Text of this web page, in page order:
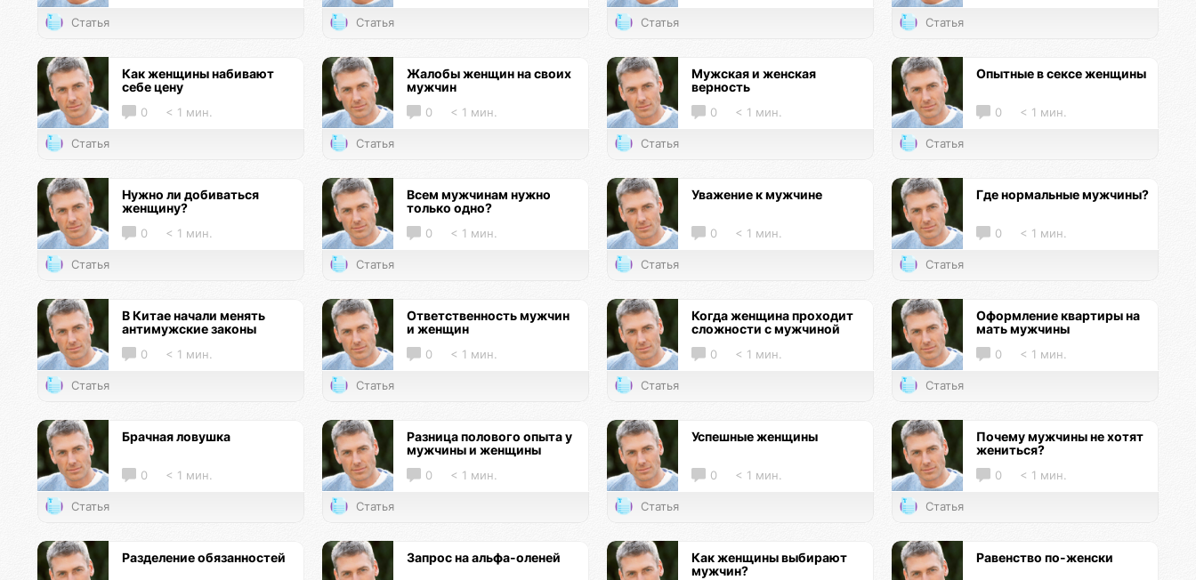
Статья Статья Статья Статья
Как женщины набивают
себе цену
0 < 1 мин.
Статья
Жалобы женщин на своих
мужчин
0 < 1 мин.
Статья
Мужская и женская
верность
0 < 1 мин.
Статья
Опытные в сексе женщины
0 < 1 мин.
Статья
Нужно ли добиваться
женщину?
0 < 1 мин.
Статья
Всем мужчинам нужно
только одно?
0 < 1 мин.
Статья
Уважение к мужчине
0 < 1 мин.
Статья
Где нормальные мужчины?
0 < 1 мин.
Статья
В Китае начали менять
антимужские законы
0 < 1 мин.
Статья
Ответственность мужчин
и женщин
0 < 1 мин.
Статья
Когда женщина проходит
сложности с мужчиной
0 < 1 мин.
Статья
Оформление квартиры на
мать мужчины
0 < 1 мин.
Статья
Брачная ловушка
0 < 1 мин.
Статья
Разница полового опыта у
мужчины и женщины
0 < 1 мин.
Статья
Успешные женщины
0 < 1 мин.
Статья
Почему мужчины не хотят
жениться?
0 < 1 мин.
Статья
Разделение обязанностей Запрос на альфа-оленей
Как женщины выбирают
мужчин?
Равенство по-женски